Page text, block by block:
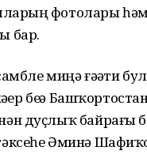
фотолары
бар.
миңә ғәҙәти
беҙҙә
дуҫлыҡ байрағы
Әминә